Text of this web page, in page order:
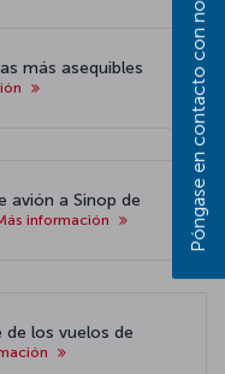
más asequibles
avión a Sinop de
información
de los vuelos de
Póngase en contacto con nosotros